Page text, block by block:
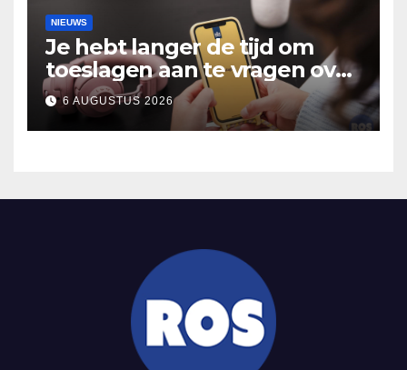
NIEUWS
Je hebt langer de tijd om
toeslagen aan te vragen over
2025
6 AUGUSTUS 2026